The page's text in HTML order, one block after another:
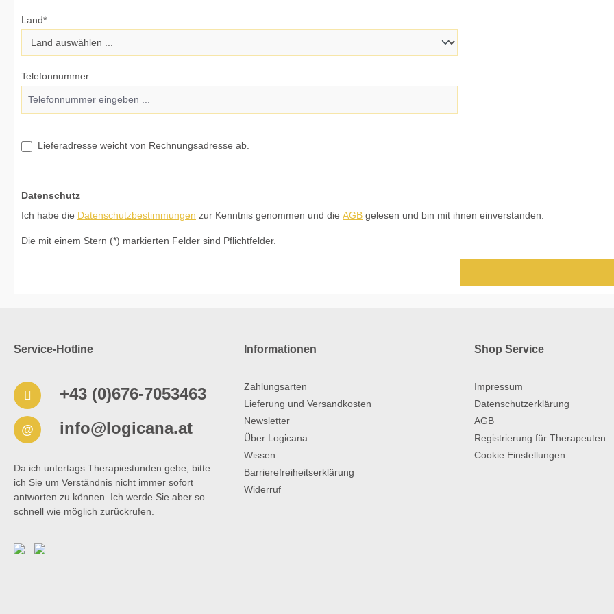
Land*
Telefonnummer
Lieferadresse weicht von Rechnungsadresse ab.
Datenschutz
Ich habe die Datenschutzbestimmungen zur Kenntnis genommen und die AGB gelesen und bin mit ihnen einverstanden.
Die mit einem Stern (*) markierten Felder sind Pflichtfelder.
Service-Hotline
+43 (0)676-7053463
@ info@logicana.at
Da ich untertags Therapiestunden gebe, bitte
ich Sie um Verständnis nicht immer sofort
antworten zu können. Ich werde Sie aber so
schnell wie möglich zurückrufen.
Informationen
Zahlungsarten
Lieferung und Versandkosten
Newsletter
Über Logicana
Wissen
Barrierefreiheitserklärung
Widerruf
Shop Service
Impressum
Datenschutzerklärung
AGB
Registrierung für Therapeuten
Cookie Einstellungen